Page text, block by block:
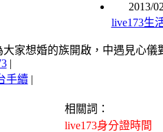
2013/
live173生
家想婚的族開啟，中遇見心儀
|
手續 |
相關詞：
live173身分證時間